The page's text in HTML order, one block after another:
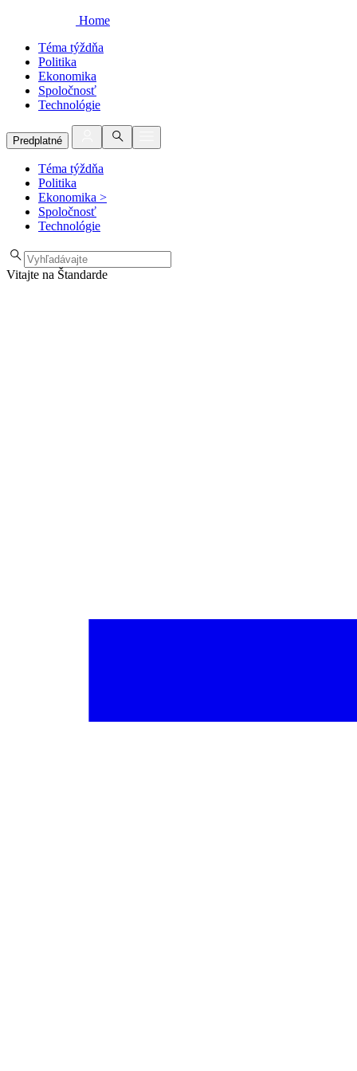
Home
Téma týždňa
Politika
Ekonomika
Spoločnosť
Technológie
Predplatné
Téma týždňa
Politika
Ekonomika >
Spoločnosť
Technológie
Vitajte na Štandarde